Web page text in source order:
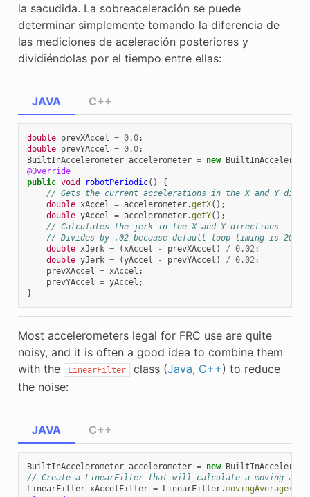
la sacudida. La sobreaceleración se puede
determinar simplemente tomando la diferencia de
las mediciones de aceleración posteriores y
dividiéndolas por el tiempo entre ellas:
JAVA
double prevXAccel = 0.0;
double prevYAccel = 0.0;
BuiltInAccelerometer accelerometer = new
@Override
public void robotPeriodic()
{
// Gets the current accelerations in the X and Y
double xAccel = accelerometer.getX();
double yAccel = accelerometer.getY();
// Calculates the jerk in the X and Y directions
// Divides by .02 because default loop timing is 20ms
double xJerk = (xAccel - prevXAccel ) / 0.02;
double yJerk = (yAccel - prevYAccel ) / 0.02;
prevXAccel = xAccel ;
prevYAccel = yAccel ;
}
C++
Most accelerometers legal for FRC use are quite
noisy, and it is often a good idea to combine them
with the
LinearFilter class (Java, C++) to reduce
the noise:
JAVA
BuiltInAccelerometer accelerometer = new
// Create a LinearFilter that will calculate a moving
LinearFilter xAccelFilter = LinearFilter.movingAverage(
C++